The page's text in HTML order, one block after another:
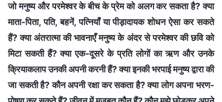
जो मनुष्य और परमेश्वर के बीच के प्रेम को अलग कर सकता है? क्या
माता-पिता, पति, बहनें, पत्नियाँ या पीड़ादायक शोधन ऐसा कर सकते
हैं? क्या अंतरात्मा की भावनाएँ मनुष्य के अंदर से परमेश्वर की छवि को
मिटा सकती हैं? क्या एक-दूसरे के प्रति लोगों का ऋण और उनके
क्रियाकलाप उनकी अपनी करनी हैं? क्या इनकी भरपाई मनुष्य द्वारा की
जा सकती है? कौन अपनी रक्षा कर सकता है? क्या लोग अपना भरण-